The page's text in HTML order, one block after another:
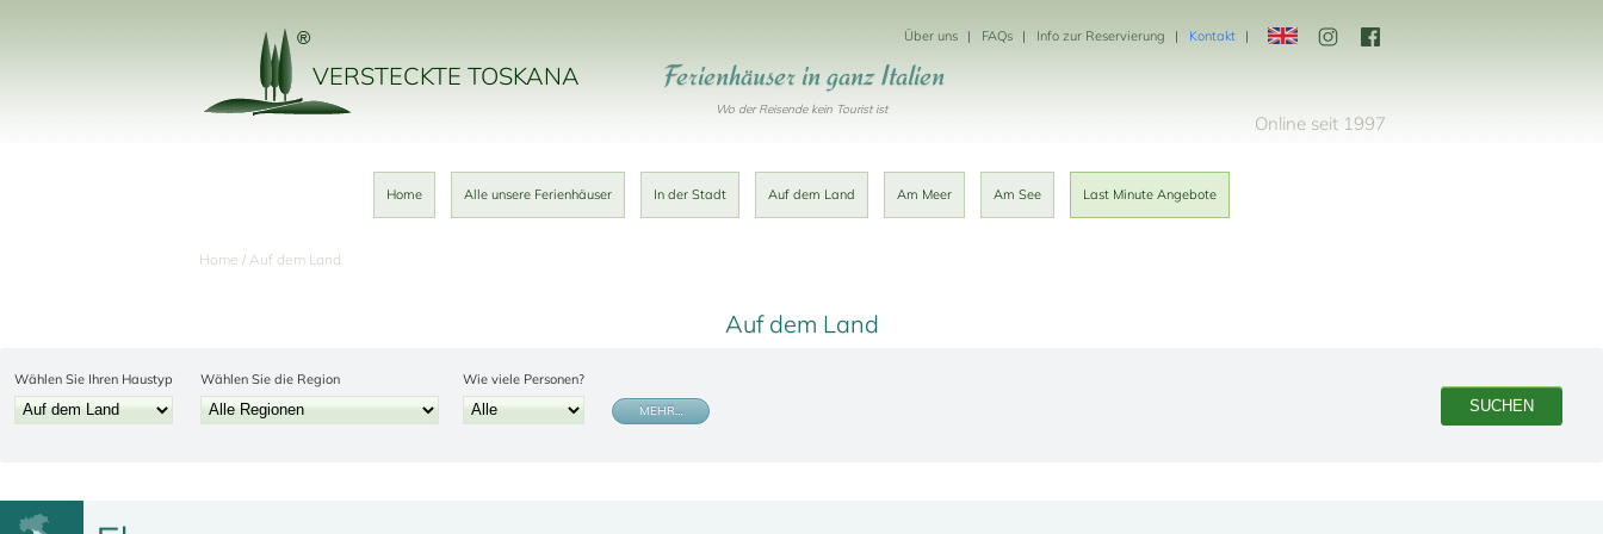
VERSTECKTE TOSKANA
Über uns FAQs Info zur Reservierung Kontakt
Ferienhäuser in ganz Italien
Wo der Reisende kein Tourist ist
Online seit 1997
Home Alle unsere Ferienhäuser In der Stadt Auf dem Land Am Meer Am See Last Minute Angebote
Home Auf dem Land
Auf dem Land
Wählen Sie Ihren Haustyp Wählen Sie die Region Wie viele Personen?
MEHR…